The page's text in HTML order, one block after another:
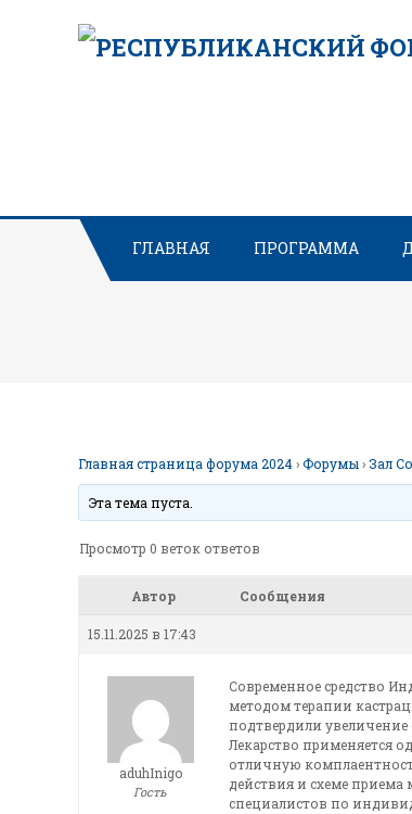
ГЛАВНАЯ ПРОГРАММА
Главная страница форума 2024›Форумы ›Зал
Эта тема пуста.
Просмотр 0 веток ответов
Автор Сообщения
15.11.2025 в 17:43
aduhInigo
Гость
Современное средство
методом терапии
подтвердили
Лекарство применяется
отличную
действия и схеме
специалистов по